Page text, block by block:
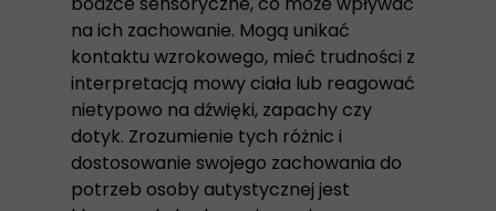
na ich zachowanie. Mogą unikać
kontaktu wzrokowego, mieć trudności z
interpretacją mowy ciała lub reagować
nietypowo na dźwięki, zapachy czy
dotyk. Zrozumienie tych różnic i
dostosowanie swojego zachowania do
potrzeb osoby autystycznej jest